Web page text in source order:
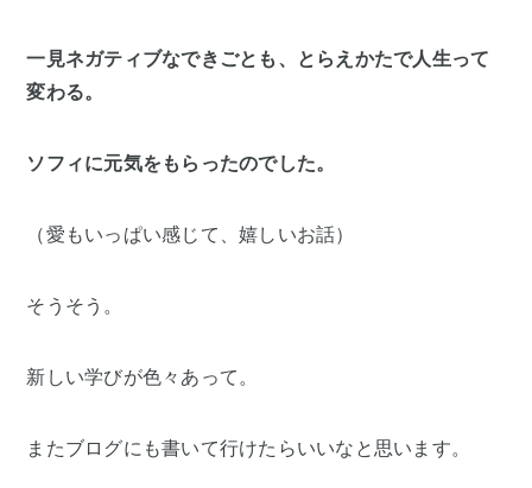
一見ネガティブなできごとも、とらえかたで人生って
変わる。
ソフィに元気をもらったのでした。
（愛もいっぱい感じて、嬉しいお話）
そうそう。
新しい学びが色々あって。
またブログにも書いて行けたらいいなと思います。